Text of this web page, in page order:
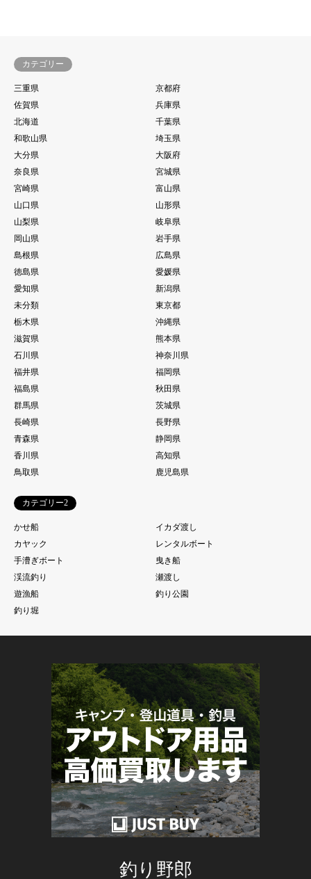
カテゴリー
三重県
京都府
佐賀県
兵庫県
北海道
千葉県
和歌山県
埼玉県
大分県
大阪府
奈良県
宮城県
宮崎県
富山県
山口県
山形県
山梨県
岐阜県
岡山県
岩手県
島根県
広島県
徳島県
愛媛県
愛知県
新潟県
未分類
東京都
栃木県
沖縄県
滋賀県
熊本県
石川県
神奈川県
福井県
福岡県
福島県
秋田県
群馬県
茨城県
長崎県
長野県
青森県
静岡県
香川県
高知県
鳥取県
鹿児島県
カテゴリー2
かせ船
イカダ渡し
カヤック
レンタルボート
手漕ぎボート
曳き船
渓流釣り
瀬渡し
遊漁船
釣り公園
釣り堀
釣り野郎